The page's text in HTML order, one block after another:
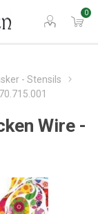
0
- Stensils
Wire -